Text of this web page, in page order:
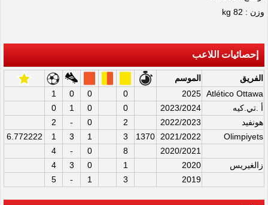
وزن : 82 kg
إحصائيات اللاعب
الفريق
الموسم
Atlético Ottawa
2025
0
0
0
1
أ .تي.كيه
2023/2024
0
0
1
0
هونفيد
2022/2023
2
0
-
2
Olimpiyets
2021/2022
1370
3
1
3
1
6.772222
2020/2021
8
0
-
4
زالغيريس
2020
1
0
3
4
2019
3
1
-
5